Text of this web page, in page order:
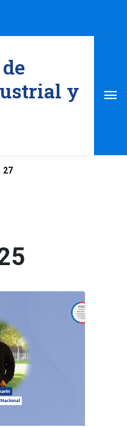
y
27